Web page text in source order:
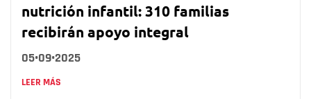
nutrición infantil: 310 familias
recibirán apoyo integral
05•09•2025
LEER MÁS